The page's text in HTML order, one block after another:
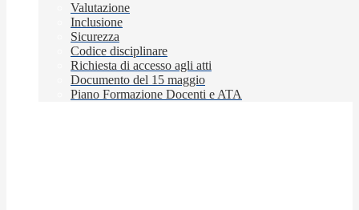
Valutazione
Inclusione
Sicurezza
Codice disciplinare
Richiesta di accesso agli atti
Documento del 15 maggio
Piano Formazione Docenti e ATA